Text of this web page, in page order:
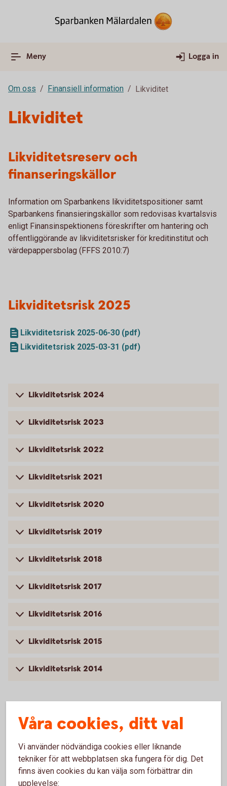
Meny Logga in
Om oss Finansiell information Likviditet
Likviditet
Likviditetsreserv och
finanseringskällor
Information om Sparbankens likviditetspositioner samt
Sparbankens finansieringskällor som redovisas kvartalsvis
enligt Finansinspektionens föreskrifter om hantering och
offentliggörande av likviditetsrisker för kreditinstitut och
värdepappersbolag (FFFS 2010:7)
Likviditetsrisk 2025
Likviditetsrisk 2025-06-30 (pdf)
Likviditetsrisk 2025-03-31 (pdf)
Likviditetsrisk 2024
Likviditetsrisk 2023
Likviditetsrisk 2022
Likviditetsrisk 2021
Likviditetsrisk 2020
Likviditetsrisk 2019
Likviditetsrisk 2018
Likviditetsrisk 2017
Likviditetsrisk 2016
Likviditetsrisk 2015
Likviditetsrisk 2014
Finansiell information
Upplåningsprogram
Våra cookies, ditt val
Vi använder nödvändiga cookies eller liknande
tekniker för att webbplatsen ska fungera för dig. Det
finns även cookies du kan välja som förbättrar din
upplevelse: